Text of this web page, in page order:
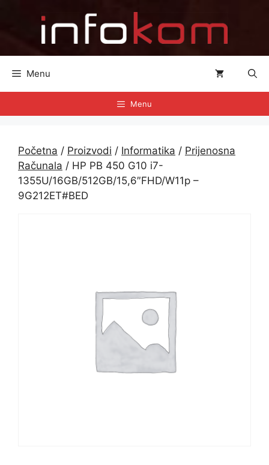
Menu
Menu
Početna / Proizvodi / Informatika / Prijenosna
Računala / HP PB 450 G10 i7-
1355U/16GB/512GB/15,6″FHD/W11p –
9G212ET#BED